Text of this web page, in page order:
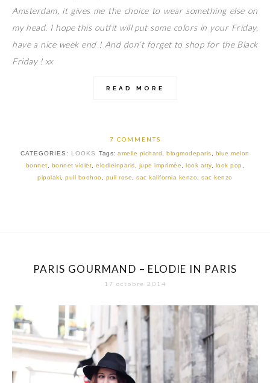
Amsterdam, it gives me the choice to wear something else on
my head. I hope this outfit will put some colors in your Friday,
have a nice week end ! And don’t forget to shop for the Black
Friday ! xx
READ MORE
7 COMMENTS
CATEGORIES: LOOKS Tags:amelie pichard , blogmodeparis, blue melon
bonnet, bonnet violet,elodieinparis, jupe imprimée, look arty, look pop,
pipolaki,pull boohoo, pull rose,sac kalifornia kenzo,sac kenzo
PARIS GOURMAND – ELODIE IN PARIS
17 octobre 2014